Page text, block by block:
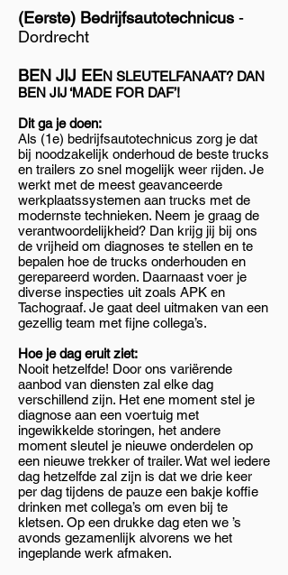
(Eerste) Bedrijfsautotechnicus -
Dordrecht
BEN JIJ EEN SLEUTELFANAAT? DAN
BEN JIJ ‘MADE FOR DAF’!
Dit ga je doen:
Als (1e) bedrijfsautotechnicus zorg je dat
bij noodzakelijk onderhoud de beste trucks
en trailers zo snel mogelijk weer rijden. Je
werkt met de meest geavanceerde
werkplaatssystemen aan trucks met de
modernste technieken. Neem je graag de
verantwoordelijkheid? Dan krijg jij bij ons
de vrijheid om diagnoses te stellen en te
bepalen hoe de trucks onderhouden en
gerepareerd worden. Daarnaast voer je
diverse inspecties uit zoals APK en
Tachograaf. Je gaat deel uitmaken van een
gezellig team met fijne collega’s.
Hoe je dag eruit ziet:
Nooit hetzelfde! Door ons variërende
aanbod van diensten zal elke dag
verschillend zijn. Het ene moment stel je
diagnose aan een voertuig met
ingewikkelde storingen, het andere
moment sleutel je nieuwe onderdelen op
een nieuwe trekker of trailer. Wat wel iedere
dag hetzelfde zal zijn is dat we drie keer
per dag tijdens de pauze een bakje koffie
drinken met collega’s om even bij te
kletsen. Op een drukke dag eten we ’s
avonds gezamenlijk alvorens we het
ingeplande werk afmaken.